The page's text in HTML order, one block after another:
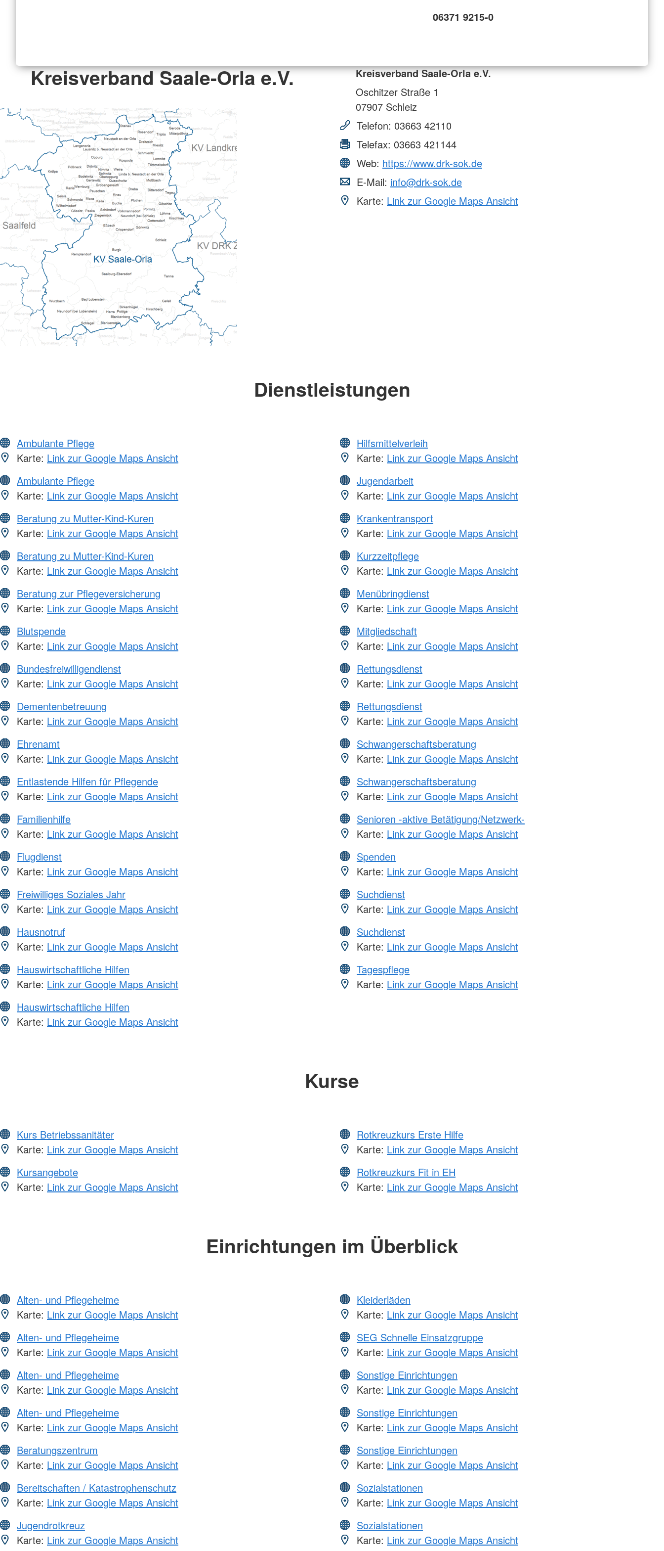
06371 9215-0
Kreisverband Saale-Orla e.V.
Kreisverband Saale-Orla e.V.
Oschitzer Straße 1
07907 Schleiz
Telefon: 03663 42110
Telefax: 03663 421144
Web: https://www.drk-sok.de
E-Mail: info@drk-sok.de
Karte: Link zur Google Maps Ansicht
Dienstleistungen
Ambulante Pflege
Karte: Link zur Google Maps Ansicht
Ambulante Pflege
Karte: Link zur Google Maps Ansicht
Beratung zu Mutter-Kind-Kuren
Karte: Link zur Google Maps Ansicht
Beratung zu Mutter-Kind-Kuren
Karte: Link zur Google Maps Ansicht
Beratung zur Pflegeversicherung
Karte: Link zur Google Maps Ansicht
Blutspende
Karte: Link zur Google Maps Ansicht
Bundesfreiwilligendienst
Karte: Link zur Google Maps Ansicht
Dementenbetreuung
Karte: Link zur Google Maps Ansicht
Ehrenamt
Karte: Link zur Google Maps Ansicht
Entlastende Hilfen für Pflegende
Karte: Link zur Google Maps Ansicht
Familienhilfe
Karte: Link zur Google Maps Ansicht
Flugdienst
Karte: Link zur Google Maps Ansicht
Freiwilliges Soziales Jahr
Karte: Link zur Google Maps Ansicht
Hausnotruf
Karte: Link zur Google Maps Ansicht
Hauswirtschaftliche Hilfen
Karte: Link zur Google Maps Ansicht
Hauswirtschaftliche Hilfen
Karte: Link zur Google Maps Ansicht
Hilfsmittelverleih
Karte: Link zur Google Maps Ansicht
Jugendarbeit
Karte: Link zur Google Maps Ansicht
Krankentransport
Karte: Link zur Google Maps Ansicht
Kurzzeitpflege
Karte: Link zur Google Maps Ansicht
Menübringdienst
Karte: Link zur Google Maps Ansicht
Mitgliedschaft
Karte: Link zur Google Maps Ansicht
Rettungsdienst
Karte: Link zur Google Maps Ansicht
Rettungsdienst
Karte: Link zur Google Maps Ansicht
Schwangerschaftsberatung
Karte: Link zur Google Maps Ansicht
Schwangerschaftsberatung
Karte: Link zur Google Maps Ansicht
Senioren -aktive Betätigung/Netzwerk-
Karte: Link zur Google Maps Ansicht
Spenden
Karte: Link zur Google Maps Ansicht
Suchdienst
Karte: Link zur Google Maps Ansicht
Suchdienst
Karte: Link zur Google Maps Ansicht
Tagespflege
Karte: Link zur Google Maps Ansicht
Kurse
Kurs Betriebssanitäter
Karte: Link zur Google Maps Ansicht
Kursangebote
Karte: Link zur Google Maps Ansicht
Rotkreuzkurs Erste Hilfe
Karte: Link zur Google Maps Ansicht
Rotkreuzkurs Fit in EH
Karte: Link zur Google Maps Ansicht
Einrichtungen im Überblick
Alten- und Pflegeheime
Karte: Link zur Google Maps Ansicht
Alten- und Pflegeheime
Karte: Link zur Google Maps Ansicht
Alten- und Pflegeheime
Karte: Link zur Google Maps Ansicht
Alten- und Pflegeheime
Karte: Link zur Google Maps Ansicht
Beratungszentrum
Karte: Link zur Google Maps Ansicht
Bereitschaften / Katastrophenschutz
Karte: Link zur Google Maps Ansicht
Jugendrotkreuz
Karte: Link zur Google Maps Ansicht
Kleiderläden
Karte: Link zur Google Maps Ansicht
SEG Schnelle Einsatzgruppe
Karte: Link zur Google Maps Ansicht
Sonstige Einrichtungen
Karte: Link zur Google Maps Ansicht
Sonstige Einrichtungen
Karte: Link zur Google Maps Ansicht
Sonstige Einrichtungen
Karte: Link zur Google Maps Ansicht
Sozialstationen
Karte: Link zur Google Maps Ansicht
Sozialstationen
Karte: Link zur Google Maps Ansicht